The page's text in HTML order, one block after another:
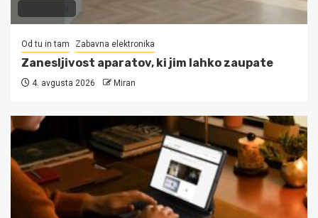
Od tu in tam Zabavna elektronika
Zanesljivost aparatov, ki jim lahko zaupate
4. avgusta 2026 Miran